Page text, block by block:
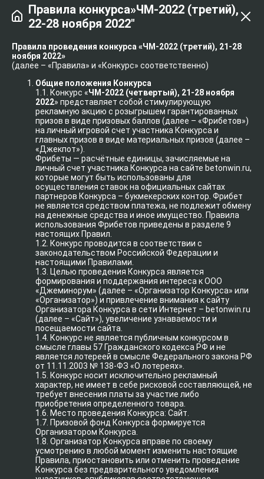
Правила конкурса»ЧМ-2022 (третий),
22-28 ноября 2022″
Правила проведения конкурса «ЧМ-2022 (третий), 21-28
ноября 2022»
(далее – «Правила» и «Конкурс» соответственно)
Общие положения Конкурса
1.1. Конкурс «ЧМ-2022 (четвертый), 21-28 ноября
2022» представляет собой стимулирующую
рекламную акцию с розыгрышем гарантированных
призов в виде призовых баллов (далее – «Фрибетов»)
на личный игровой счет участника Конкурса и
главных призов в виде материальных призов (далее –
«Джекпот»).
Фрибеты — расчётные единицы, зачисляемые на
личный счет участника Конкурса на сайте betonwin.ru,
которые могут быть использованы для
осуществления ставок на официальных сайтах
партнеров Конкурса – букмекерских контор. Фрибет
не является средством платежа, не подлежит обмену
на денежные средства и иное имущество. Правила
использования Фрибетов приведены в разделе 9
настоящих Правил.
1.2. Конкурс проводится в соответствии с
законодательством Российской Федерации и
настоящими Правилами.
1.3. Целью проведения Конкурса является
формирования и поддержания интереса к ООО
«Джеминорум» (далее – «Организатор Конкурса» или
«Организатор») и привлечение внимания к сайту
Организатора Конкурса в сети Интернет – betonwin.ru
(далее – «Сайт»), увеличение узнаваемости и
посещаемости сайта.
1.4. Конкурс не является публичным конкурсом в
смысле главы 57 Гражданского кодекса РФ и не
является лотереей в смысле Федерального закона РФ
от 11.11.2003 № 138-ФЗ «О лотереях».
1.5. Конкурс носит исключительно рекламный
характер, не имеет в себе рисковой составляющей, не
требует внесения платы за участие либо
приобретения определенного товара.
1.6. Место проведения Конкурса: Сайт.
1.7. Призовой фонд Конкурса формируется
Организатором Конкурса.
1.8. Организатор Конкурса вправе по своему
усмотрению в любой момент изменить настоящие
Правила, приостановить или отменить проведение
Конкурса без предварительного уведомления